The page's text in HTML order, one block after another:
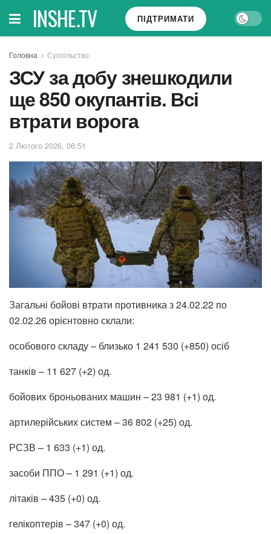
INSHE.TV ПІДТРИМАТИ
Головна Суспільство
ЗСУ за добу знешкодили
ще 850 окупантів. Всі
втрати ворога
2 Лютого 2026, 06:51
Загальні бойові втрати противника з 24.02.22 по
02.02.26 орієнтовно склали:
особового складу – близько 1 241 530 (+850) осіб
танків – 11 627 (+2) од.
бойових броньованих машин – 23 981 (+1) од.
артилерійських систем – 36 802 (+25) од.
РСЗВ – 1 633 (+1) од.
засоби ППО – 1 291 (+1) од.
літаків – 435 (+0) од.
гелікоптерів – 347 (+0) од.